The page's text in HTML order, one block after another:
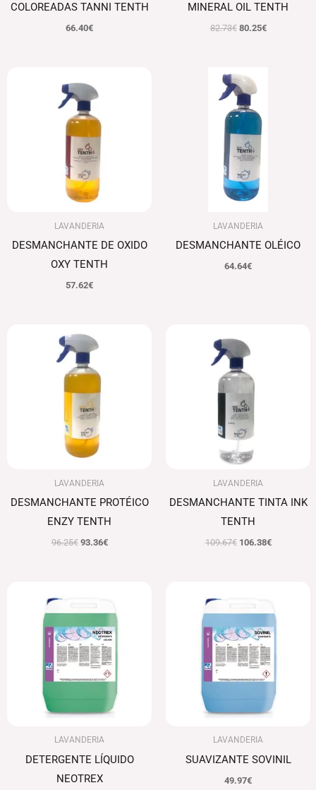
COLOREADAS TANNI TENTH
66.40€
MINERAL OIL TENTH
82.73€ 80.25€
LAVANDERIA
DESMANCHANTE DE OXIDO
OXY TENTH
57.62€
LAVANDERIA
DESMANCHANTE OLÉICO
64.64€
LAVANDERIA
DESMANCHANTE PROTÉICO
ENZY TENTH
96.25€
precio
original
era:
96.25€.
93.36€
LAVANDERIA
DESMANCHANTE TINTA INK
TENTH
109.67€
precio
original
era:
109.67€.
106.38€
LAVANDERIA
DETERGENTE LÍQUIDO
NEOTREX
original
93.60€.
actual
es:
90.79€.
LAVANDERIA
SUAVIZANTE SOVINIL
49.97€